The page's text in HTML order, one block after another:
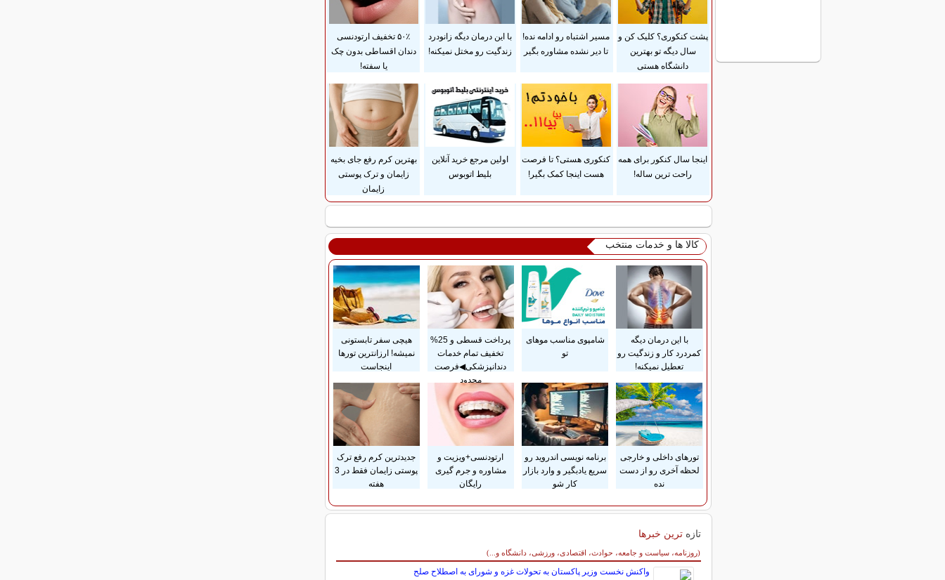
پشت کنکوری؟ کلیک کن و
سال دیگه تو بهترین
دانشگاه هستی
مسیر اشتباه رو ادامه نده!
تا دیر نشده مشاوره بگیر
با این درمان دیگه زانودرد
زندگیت رو مختل نمیکنه!
۵۰٪ تخفیف ارتودنسی
دندان اقساطی بدون چک
یا سفته!
اینجا سال کنکور برای همه
راحت ترین ساله!
کنکوری هستی؟ تا فرصت
هست اینجا کمک بگیر!
اولین مرجع خرید آنلاین
بلیط اتوبوس
بهترین کرم رفع جای بخیه
زایمان و ترک پوستی
زایمان
کالا ها و خدمات منتخب
با این درمان دیگه
کمردرد کار و زندگیت رو
تعطیل نمیکنه!
شامپوی مناسب موهای
تو
پرداخت قسطی و 25%
تخفیف تمام خدمات
دندانپزشکی◀فرصت
محدود
هیچی سفر تابستونی
نمیشه! ارزانترین تورها
اینجاست
تورهای داخلی و خارجی
لحظه آخری رو از دست
نده
برنامه نویسی اندروید رو
سریع یادبگیر و وارد بازار
کار شو
ارتودنسی+ویزیت و
مشاوره و جرم گیری
رایگان
جدیدترین کرم رفع ترک
پوستی زایمان فقط در 3
هفته
تازه ترین خبرها
(روزنامه، سیاست و جامعه، حوادث، اقتصادی، ورزشی، دانشگاه و...)
سایر خبرهای داغ
واکنش نخست وزیر پاکستان به تحولات غزه و شورای به اصطلاح صلح